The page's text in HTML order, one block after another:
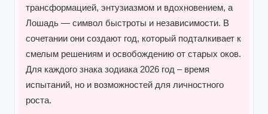
трансформацией, энтузиазмом и вдохновением, а
Лошадь — символ быстроты и независимости. В
сочетании они создают год, который подталкивает к
смелым решениям и освобождению от старых оков.
Для каждого знака зодиака 2026 год – время
испытаний, но и возможностей для личностного
роста.